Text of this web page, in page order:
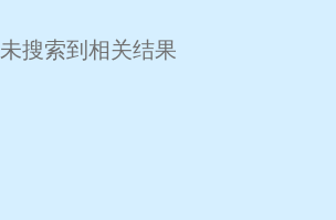
未搜索到相关结果